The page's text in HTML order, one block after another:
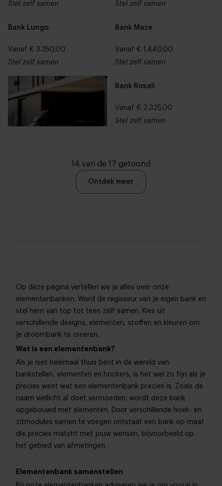
Stel zelf samen
Stel zelf samen
Bank Lungo
Vanaf € 3.350,00
Stel zelf samen
Bank Maze
Vanaf € 1.440,00
Stel zelf samen
Bank Rosali
Vanaf € 2.325,00
Stel zelf samen
14 van de 17 getoond
Ontdek meer
Op deze pagina vertellen we je alles over onze
elementenbanken. Word de regisseur van je eigen bank en
stel hem van top tot teen zelf samen. Kies uit
verschillende designs, elementen, stoffen en kleuren om
je droombank te creëren.
Wat is een elementenbank?
Als je niet helemaal thuis bent in de wereld van
bankstellen, elementen en hockers, is het wel zo fijn als je
precies weet wat een elementenbank precies is. Zoals de
naam wellicht al doet vermoeden, wordt deze bank
opgebouwd met elementen. Door verschillende hoek- en
zitmodules samen te voegen ontstaat een bank op maat
die precies matcht met jouw wensen, bijvoorbeeld op
het gebied van afmetingen.
Elementenbank samenstellen